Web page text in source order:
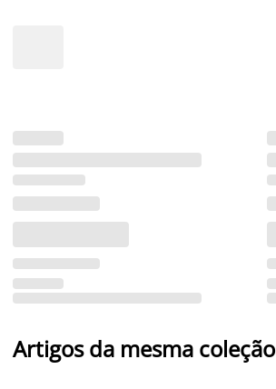
Artigos da mesma coleção